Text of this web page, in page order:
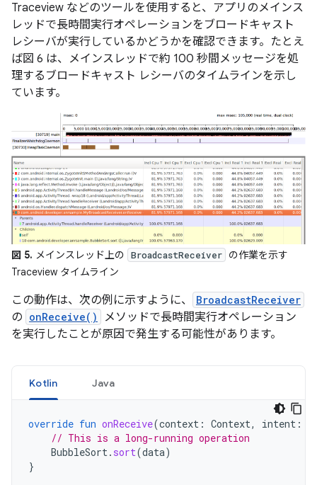
Traceview などのツールを使用すると、アプリのメインス
レッドで長時間実行オペレーションをブロードキャスト
レシーバが実行しているかどうかを確認できます。たとえ
ば図 6 は、メインスレッドで約 100 秒間メッセージを処
理するブロードキャスト レシーバのタイムラインを示し
ています。
図 5. メインスレッド上の BroadcastReceiver
の作業を示す
Traceview タイムライン
この動作は、次の例に示すように、 BroadcastReceiver
の onReceive()
メソッドで長時間実行オペレーション
を実行したことが原因で発生する可能性があります。
Kotlin Java
override fun onReceive(context : Context, intent :
// This is a long-running operation
BubbleSort. sort(data)
}